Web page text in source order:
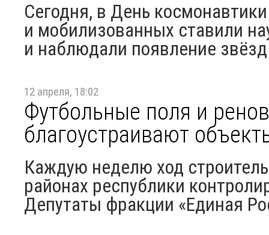
Сегодня, в День
и мобилизованных ставили
и наблюдали появление звёзд
12 апреля, 18:02
Футбольные поля и
благоустраивают
Каждую неделю ход
районах республики
Депутаты фракции «Единая